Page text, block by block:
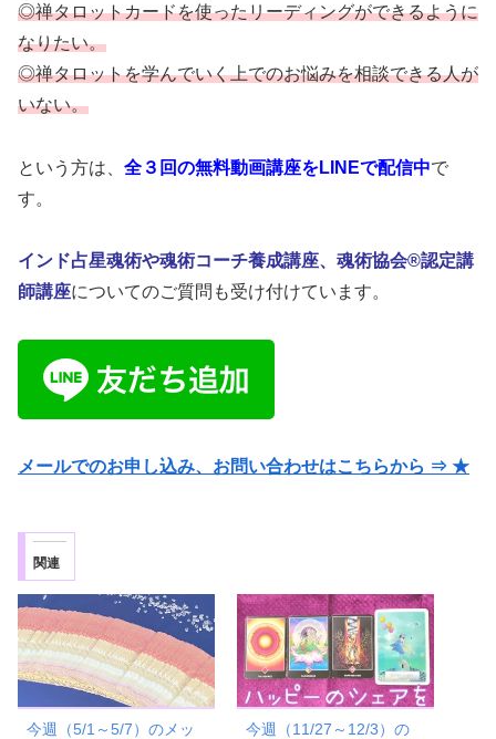
◎禅タロットカードを使ったリーディングができるように
なりたい。
◎禅タロットを学んでいく上でのお悩みを相談できる人が
いない。
という方は、 全３回の無料動画講座をLINEで配信中で
す。
インド占星魂術や魂術コーチ養成講座、魂術協会®認定講
師講座についてのご質問も受け付けています。
メールでのお申し込み、お問い合わせはこちらから ⇒ ★
関連
今週（5/1～5/7）のメッ 今週（11/27～12/3）の